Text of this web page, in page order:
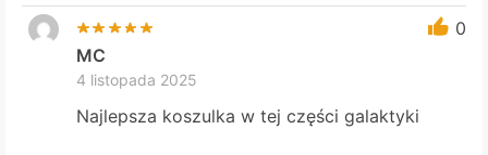
0
MC
4 listopada 2025
Najlepsza koszulka w tej części galaktyki